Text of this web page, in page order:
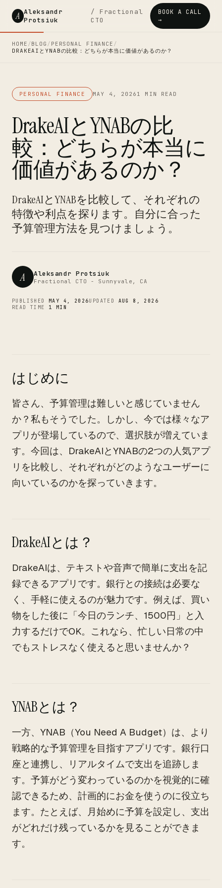
A Aleksandr
Protsiuk
/ Fractional
CTO
BOOK A CALL
→
HOME /BLOG / PERSONAL FINANCE /
DRAKEAIとYNABの比較：どちらが本当に価値があるのか？
PERSONAL FINANCE MAY 4, 2026 1 MIN READ
DrakeAIとYNABの比
較：どちらが本当に
価値があるのか？
DrakeAIとYNABを比較して、それぞれの
特徴や利点を探ります。自分に合った
予算管理方法を見つけましょう。
A Aleksandr Protsiuk
Fractional CTO - Sunnyvale, CA
PUBLISHED MAY 4, 2026UPDATED AUG 8, 2026
READ TIME 1 MIN
はじめに
皆さん、予算管理は難しいと感じていません
か？私もそうでした。しかし、今では様々なア
プリが登場しているので、選択肢が増えていま
す。今回は、DrakeAIとYNABの2つの人気アプ
リを比較し、それぞれがどのようなユーザーに
向いているのかを探っていきます。
DrakeAIとは？
DrakeAIは、テキストや音声で簡単に支出を記
録できるアプリです。銀行との接続は必要な
く、手軽に使えるのが魅力です。例えば、買い
物をした後に「今日のランチ、1500円」と入
力するだけでOK。これなら、忙しい日常の中
でもストレスなく使えると思いませんか？
YNABとは？
一方、YNAB（You Need A Budget）は、より
戦略的な予算管理を目指すアプリです。銀行口
座と連携し、リアルタイムで支出を追跡しま
す。予算がどう変わっているのかを視覚的に確
認できるため、計画的にお金を使うのに役立ち
ます。たとえば、月始めに予算を設定し、支出
がどれだけ残っているかを見ることができま
す。